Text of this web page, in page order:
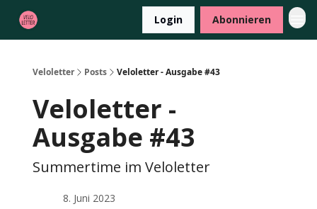
Login Abonnieren
Veloletter Posts Veloletter - Ausgabe #43
Veloletter -
Ausgabe #43
Summertime im Veloletter
8. Juni 2023